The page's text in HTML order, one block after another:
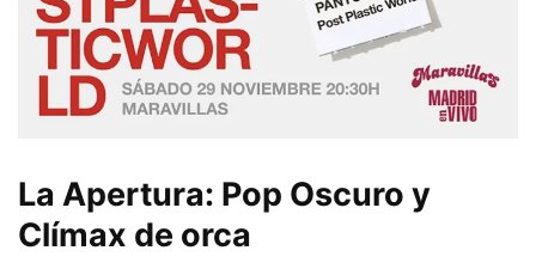
La Apertura: Pop Oscuro y
Clímax de orca